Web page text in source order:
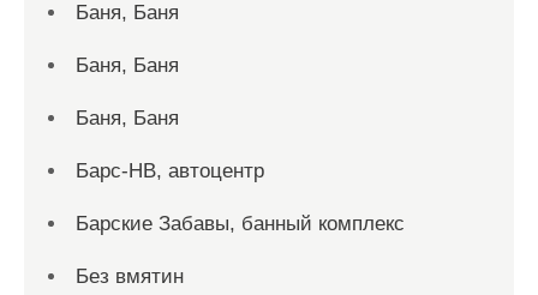
Баня, Баня
Баня, Баня
Баня, Баня
Барс-НВ, автоцентр
Барские Забавы, банный комплекс
Без вмятин